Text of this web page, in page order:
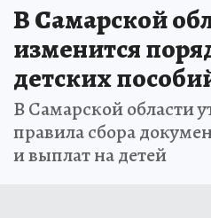
В Самарской
изменится
детских
В Самарской области
правила сбора
и выплат на детей